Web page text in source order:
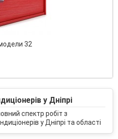
32
у Дніпрі
спектр робіт з
у Дніпрі та області